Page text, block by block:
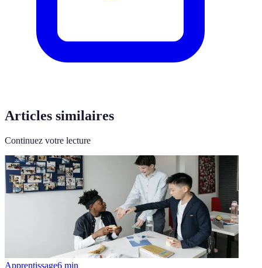
Articles similaires
Continuez votre lecture
Apprentissage6 min